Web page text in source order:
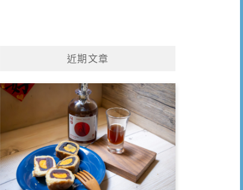
近期文章